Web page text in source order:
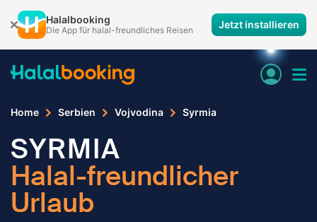
Halalbooking
Die App für halal-freundliches Reisen Jetzt installieren
Home Serbien Vojvodina Syrmia
SYRMIA
Halal-freundlicher
Urlaub